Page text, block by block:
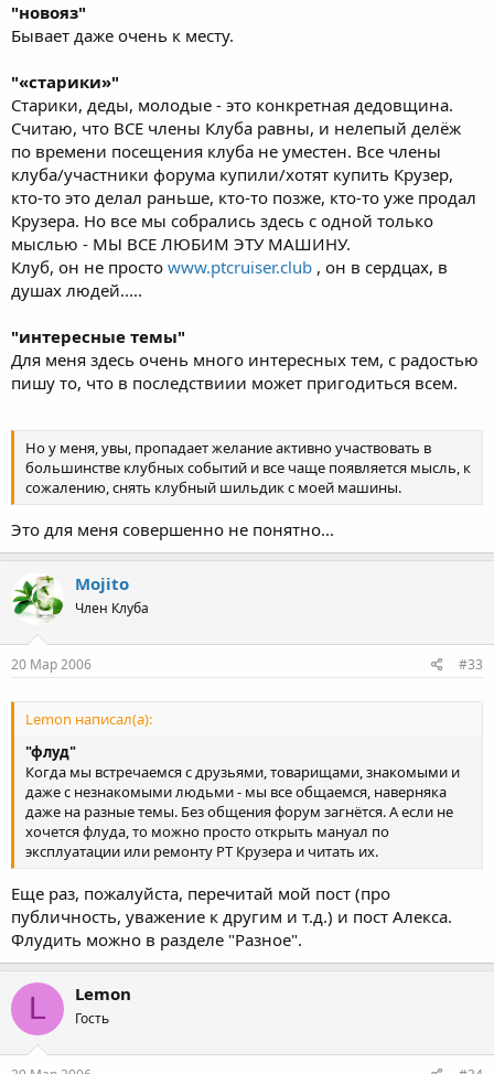
"новояз"
Бывает даже очень к месту.
"«старики»"
Старики, деды, молодые - это конкретная дедовщина.
Считаю, что ВСЕ члены Клуба равны, и нелепый делёж
по времени посещения клуба не уместен. Все члены
клуба/участники форума купили/хотят купить Крузер,
кто-то это делал раньше, кто-то позже, кто-то уже продал
Крузера. Но все мы собрались здесь с одной только
мыслью - МЫ ВСЕ ЛЮБИМ ЭТУ МАШИНУ.
Клуб, он не просто www.ptcruiser.club , он в сердцах, в
душах людей.....
"интересные темы"
Для меня здесь очень много интересных тем, с радостью
пишу то, что в последствиии может пригодиться всем.
Но у меня, увы, пропадает желание активно участвовать в
большинстве клубных событий и все чаще появляется мысль, к
сожалению, снять клубный шильдик с моей машины.
Это для меня совершенно не понятно...
Mojito
Член Клуба
20 Мар 2006 #33
Lemon написал(а):
"флуд"
Когда мы встречаемся с друзьями, товарищами, знакомыми и
даже с незнакомыми людьми - мы все общаемся, наверняка
даже на разные темы. Без общения форум загнётся. А если не
хочется флуда, то можно просто открыть мануал по
эксплуатации или ремонту PT Крузера и читать их.
Еще раз, пожалуйста, перечитай мой пост (про
публичность, уважение к другим и т.д.) и пост Алекса.
Флудить можно в разделе "Разное".
L Lemon
Гость